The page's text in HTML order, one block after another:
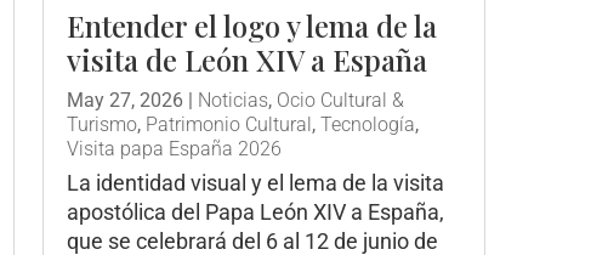
Entender el logo y lema de la
visita de León XIV a España
May 27, 2026| Noticias, Ocio Cultural &
Turismo, Patrimonio Cultural, Tecnología,
Visita papa España 2026
La identidad visual y el lema de la visita
apostólica del Papa León XIV a España,
que se celebrará del 6 al 12 de junio de